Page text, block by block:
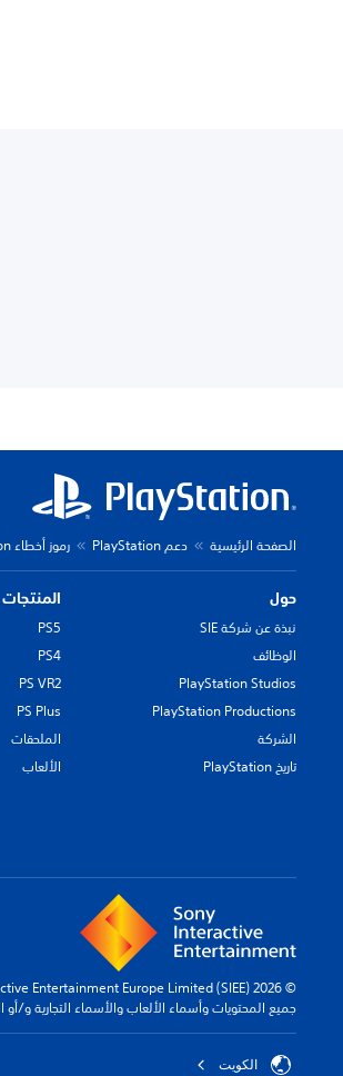
الصفحة الرئيسية دعم PlayStation رموز أخطاء PlayStation
حول
نبذة عن شركة SIE
الوظائف
PlayStation Studios
PlayStation Productions
الشركة
تاريخ PlayStation
المنتجات
PS5
PS4
PS VR2
PS Plus
الملحقات
الألعاب
© 2026 Sony Interactive Entertainment Europe Limited (SIEE)
جميع المحتويات وأسماء الألعاب والأسماء التجارية و/
الكويت‎